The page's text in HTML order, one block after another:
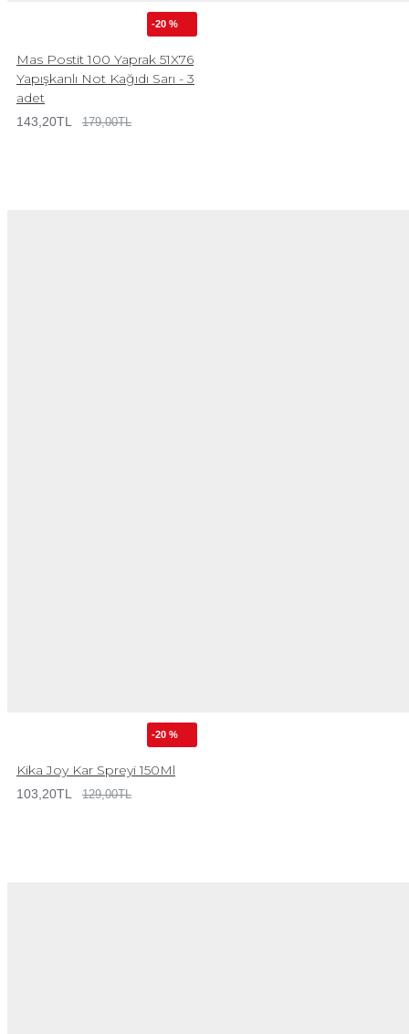
-20 %
Mas Postit 100 Yaprak 51X76
Yapışkanlı Not Kağıdı Sarı - 3
adet
143,20TL 179,00TL
-20 %
Kika Joy Kar Spreyi 150Ml
103,20TL 129,00TL